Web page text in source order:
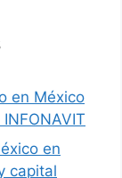
en México
en
capital